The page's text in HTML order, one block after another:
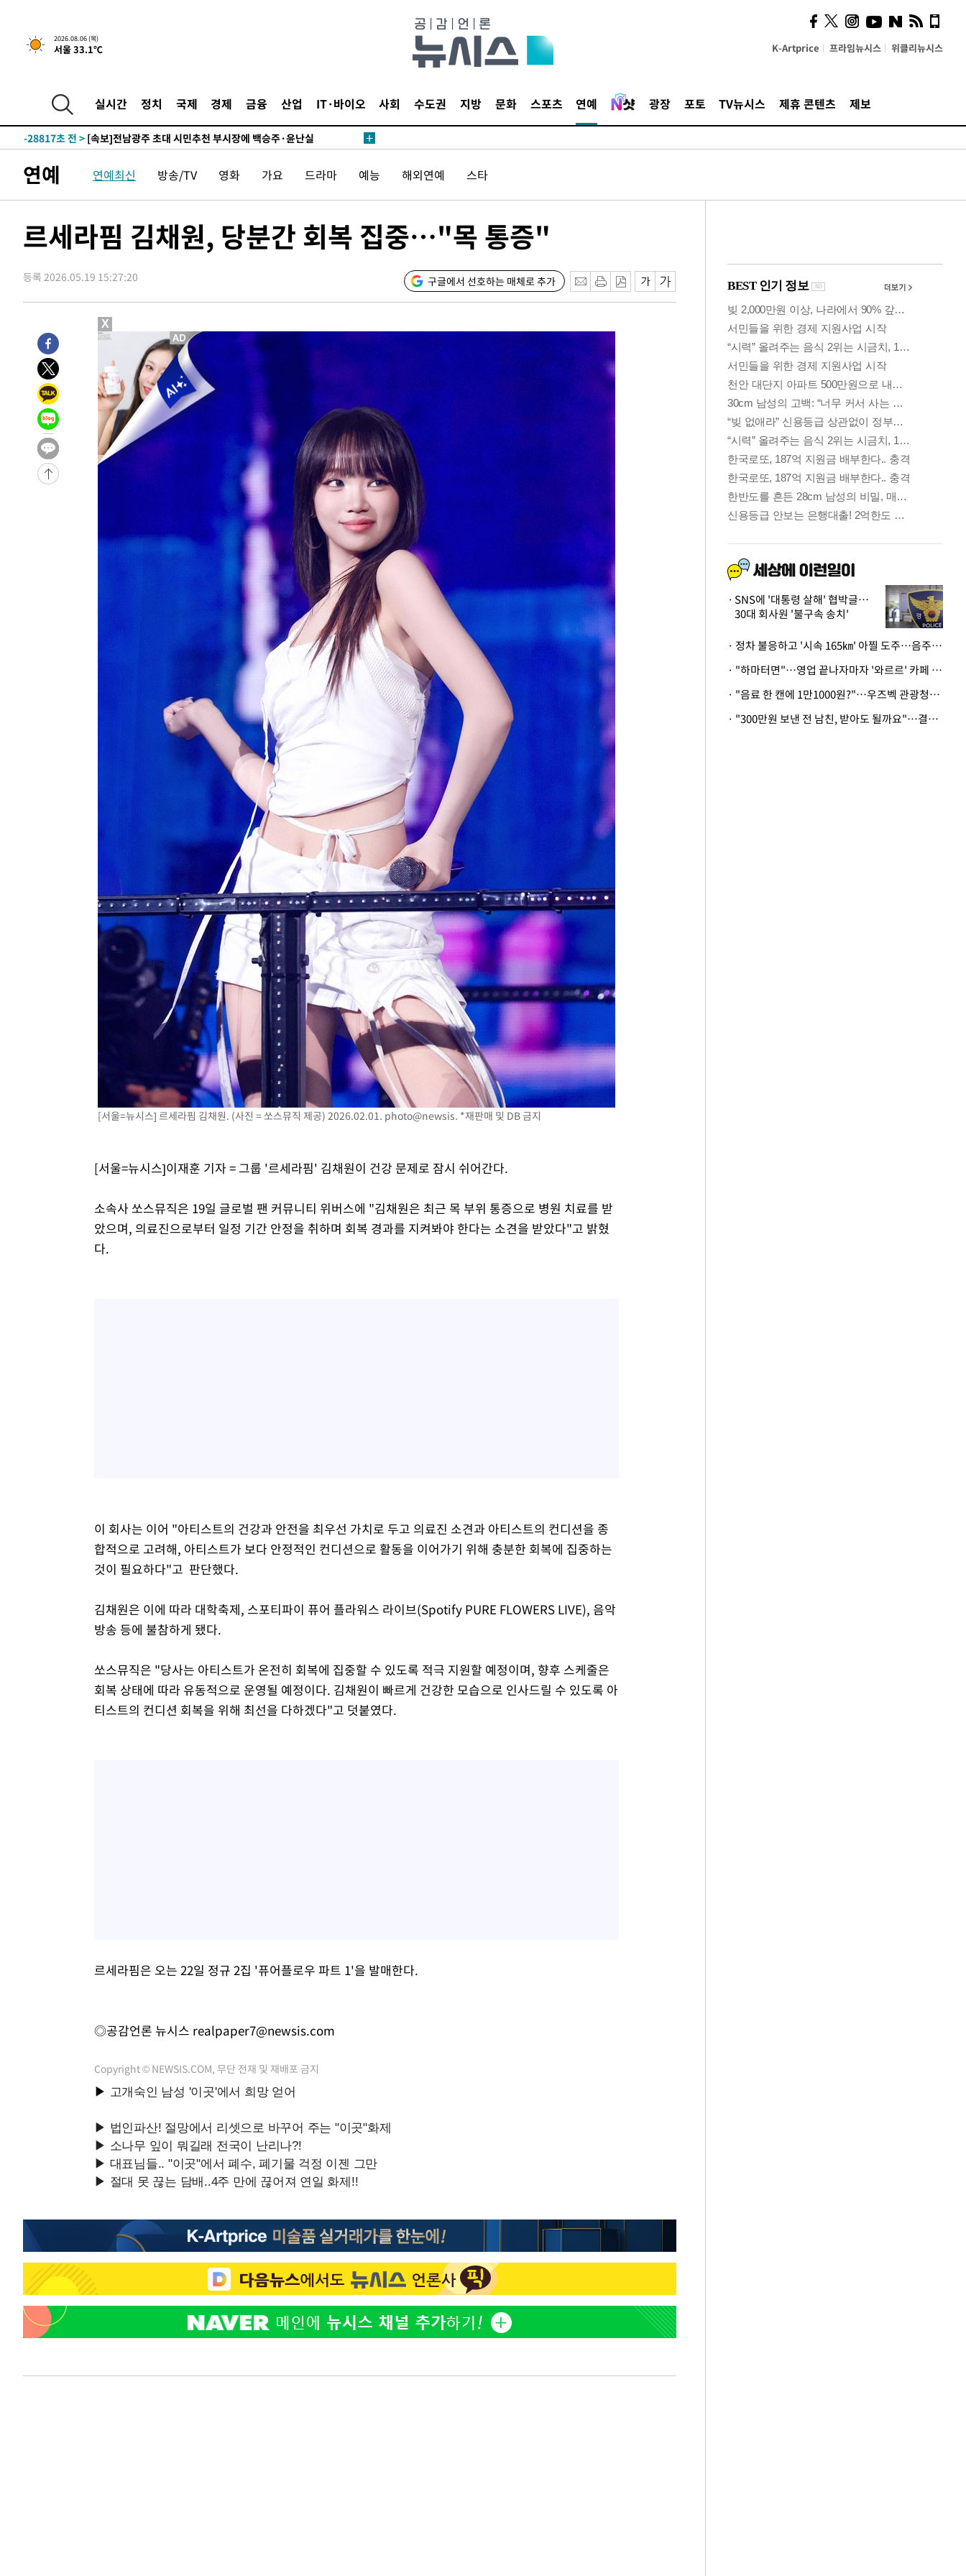
2026.08.06 (목)
서울 33.1℃ K-Artprice 프라임뉴시스 위클리뉴시스
실시간 정치 국제 경제 금융 산업 IT·바이오 사회 수도권 지방 문화 스포츠 연예 광장 포토 TV뉴시스 제휴 콘텐츠 제보
-31668초 전 >[속보]산업장관 "李정부, 원전 반대 안해…안정 전력 위해 불가피"
-30365초 전 >[속보]경찰, '홍명보 선임 논란' 대한축구협회·축구회관 등 압수수
-29545초 전 >
[속보]코스피 매도사이드카 발동…4%대 급락
-28817초 전 >
-26378초 전 > 서울 열대야 15일째 지속…비공식 '초열대야' 30도 넘어
-24928초 전 > [속보]코스피, 119.51포인트(1.81%) 내린 6478.75 개장
-21375초 전 >6월 경상수지 497.3억 달러…두 달 연속 사상 최대
-18688초 전 >미 워싱턴주 스포캔 시의 통제불능 3개 산불, 방화선 일부 구축
우 0.49%↑
-9216초 전 >[속보] 이란 대통령 "지금 최고지도자와 소통하기가 매우 어려워" 취
1시간 전 >[속보] "이란-오만, 호르무즈 해협 통행 항로 합의" 이란 외무부 대변인
[속보]산업장관 "李정부, 원전 반대 안해…안정 전력 위해 불가피"
-30365초 전 >
[속보]경찰, '홍명보 선임 논란' 대한축구협회·축구회관 등 압수수
-29752초 전 >
[속보]산업장관 "美무역법 제301조 과잉생산 결과 발표 8월 중 예
-29545초 전 >
[속보]코스피 매도사이드카 발동…4%대 급락
-28817초 전 >
[속보]전남광주 초대 시민추천 부시장에 백승주·윤난실
-26378초 전 >
서울 열대야 15일째 지속…비공식 '초열대야' 30도 넘어
-24945초 전 >
[속보]코스닥, 2.15포인트(0.27%) 내린 797.44 출발
-24928초 전 >
[속보]코스피, 119.51포인트(1.81%) 내린 6478.75 개장
-21375초 전 >
6월 경상수지 497.3억 달러…두 달 연속 사상 최대
서울 낮 39도 '폭염중대경보'…40도 관측 가능성도
미 워싱턴주 스포캔 시의 통제불능 3개 산불, 방화선 일부 구축
[속보] 호르무즈 해협 이란-오만 협상 기대속 뉴욕증시 혼조 마감 다
[속보] 이란 대통령 "지금 최고지도자와 소통하기가 매우 어려워" 취
[속보] "이란-오만, 호르무즈 해협 통행 항로 합의" 이란 외무부 대변인
연예 연예최신 방송/TV 영화 가요 드라마 예능 해외연예 스타
르세라핌 김채원, 당분간 회복 집중…"목 통증"
등록 2026.05.19 15:27:20 구글에서 선호하는 매체로 추가
[서울=뉴시스] 르세라핌 김채원. (사진 = 쏘스뮤직 제공) 2026.02.01. photo@newsis. *재판매 및 DB 금지
[서울=뉴시스]이재훈 기자 = 그룹 '르세라핌' 김채원이 건강 문제로 잠시 쉬어간다.
소속사 쏘스뮤직은 19일 글로벌 팬 커뮤니티 위버스에 "김채원은 최근 목 부위 통증으로 병원 치료를 받
았으며, 의료진으로부터 일정 기간 안정을 취하며 회복 경과를 지켜봐야 한다는 소견을 받았다"고 밝혔
다.
이 회사는 이어 "아티스트의 건강과 안전을 최우선 가치로 두고 의료진 소견과 아티스트의 컨디션을 종
합적으로 고려해, 아티스트가 보다 안정적인 컨디션으로 활동을 이어가기 위해 충분한 회복에 집중하는
것이 필요하다"고 판단했다.
김채원은 이에 따라 대학축제, 스포티파이 퓨어 플라워스 라이브(Spotify PURE FLOWERS LIVE), 음악
방송 등에 불참하게 됐다.
쏘스뮤직은 "당사는 아티스트가 온전히 회복에 집중할 수 있도록 적극 지원할 예정이며, 향후 스케줄은
회복 상태에 따라 유동적으로 운영될 예정이다. 김채원이 빠르게 건강한 모습으로 인사드릴 수 있도록 아
티스트의 컨디션 회복을 위해 최선을 다하겠다"고 덧붙였다.
르세라핌은 오는 22일 정규 2집 '퓨어플로우 파트 1'을 발매한다.
◎공감언론 뉴시스 realpaper7@newsis.com
Copyright © NEWSIS.COM, 무단 전재 및 재배포 금지
계…'고급 가요'의 주체적
영토
SNS에 '대통령 살해' 협박글…
30대 회사원 '불구속 송치'
· 정차 불응하고 '시속 165㎞' 아찔 도주…음주운전자 체포
· "하마터면"…영업 끝나자마자 '와르르' 카페 테라스 덮친 대리석 외벽
· "음료 한 캔에 1만1000원?"…우즈벡 관광청까지 나섰다, 유튜버 폭로 후폭풍
· "300만원 보낸 전 남친, 받아도 될까요"…결혼 앞둔 예비신부의 뜻밖 고충
X